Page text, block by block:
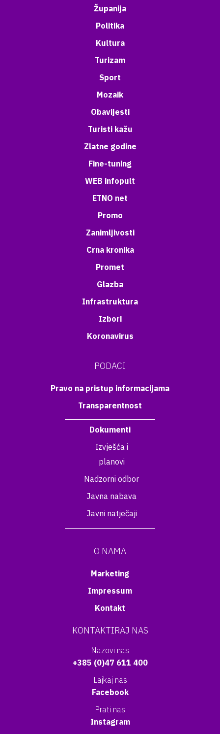
Županija
Politika
Kultura
Turizam
Sport
Mozaik
Obavijesti
Turisti kažu
Zlatne godine
Fine-tuning
WEB infopult
ETNO net
Promo
Zanimljivosti
Crna kronika
Promet
Glazba
Infrastruktura
Izbori
Koronavirus
PODACI
Pravo na pristup informacijama
Transparentnost
Dokumenti
Izvješća i
planovi
Nadzorni odbor
Javna nabava
Javni natječaji
O NAMA
Marketing
Impressum
Kontakt
KONTAKTIRAJ NAS
Nazovi nas
+385 (0)47 611 400
Lajkaj nas
Facebook
Prati nas
Instagram